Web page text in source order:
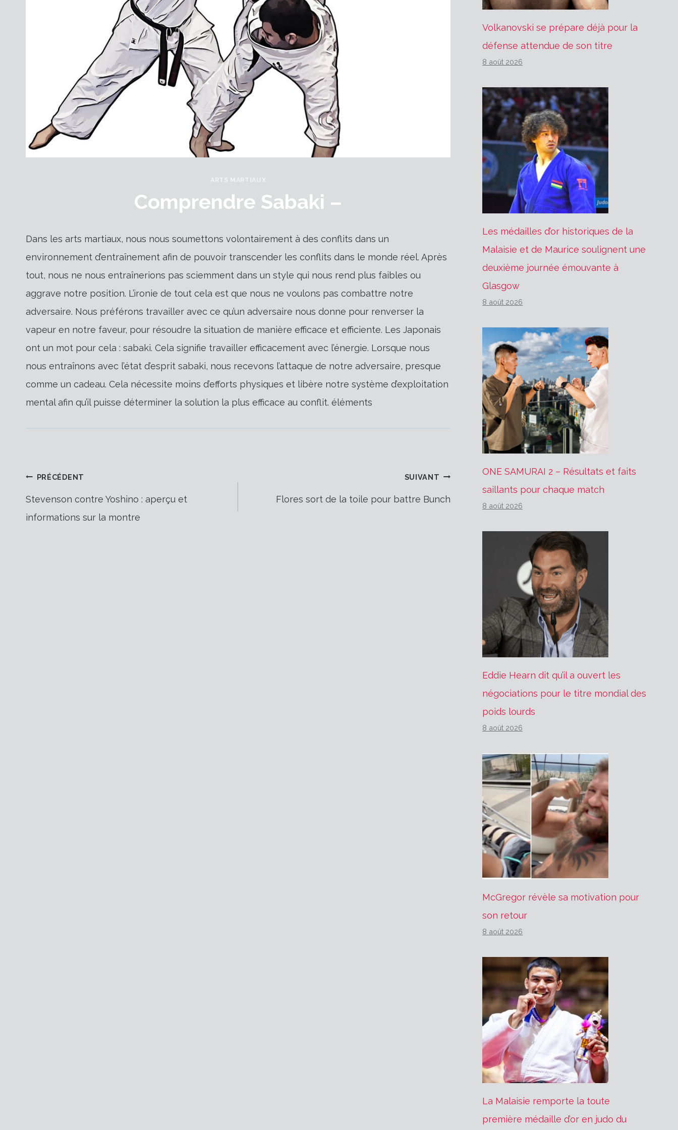
ARTS MARTIAUX
Comprendre Sabaki –
Dans les arts martiaux, nous nous soumettons volontairement à des conflits dans un
environnement d’entraînement afin de pouvoir transcender les conflits dans le monde réel. Après
tout, nous ne nous entraînerions pas sciemment dans un style qui nous rend plus faibles ou
aggrave notre position. L’ironie de tout cela est que nous ne voulons pas combattre notre
adversaire. Nous préférons travailler avec ce qu’un adversaire nous donne pour renverser la
vapeur en notre faveur, pour résoudre la situation de manière efficace et efficiente. Les Japonais
ont un mot pour cela : sabaki. Cela signifie travailler efficacement avec l’énergie. Lorsque nous
nous entraînons avec l’état d’esprit sabaki, nous recevons l’attaque de notre adversaire, presque
comme un cadeau. Cela nécessite moins d’efforts physiques et libère notre système d’exploitation
mental afin qu’il puisse déterminer la solution la plus efficace au conflit. éléments
Navigation
PRÉCÉDENT
Stevenson contre Yoshino : aperçu et
informations sur la montre
SUIVANT
Flores sort de la toile pour battre Bunch
Volkanovski se prépare déjà pour la
défense attendue de son titre
8 août 2026
Les médailles d’or historiques de la
Malaisie et de Maurice soulignent une
deuxième journée émouvante à
Glasgow
8 août 2026
ONE SAMURAI 2 – Résultats et faits
saillants pour chaque match
8 août 2026
Eddie Hearn dit qu’il a ouvert les
négociations pour le titre mondial des
poids lourds
8 août 2026
McGregor révèle sa motivation pour
son retour
8 août 2026
La Malaisie remporte la toute
première médaille d’or en judo du